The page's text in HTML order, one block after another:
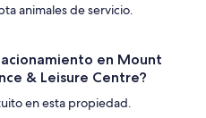
animales de servicio.
en Mount
& Leisure Centre?
en esta propiedad.